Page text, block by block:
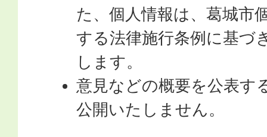
た、個人情報は、葛城市
する法律施行条例に基づ
します。
意見などの概要を公表す
公開いたしません。